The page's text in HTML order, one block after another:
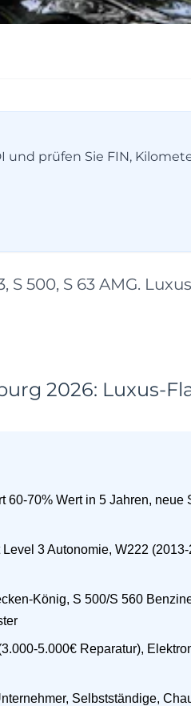
und prüfen Sie FIN,
500, S 63 AMG.
2026: Luxus-
60-70% Wert in 5 Jahren, neue
3 Autonomie, W222
König, S 500/S 560
5.000€ Reparatur),
Selbstständige,